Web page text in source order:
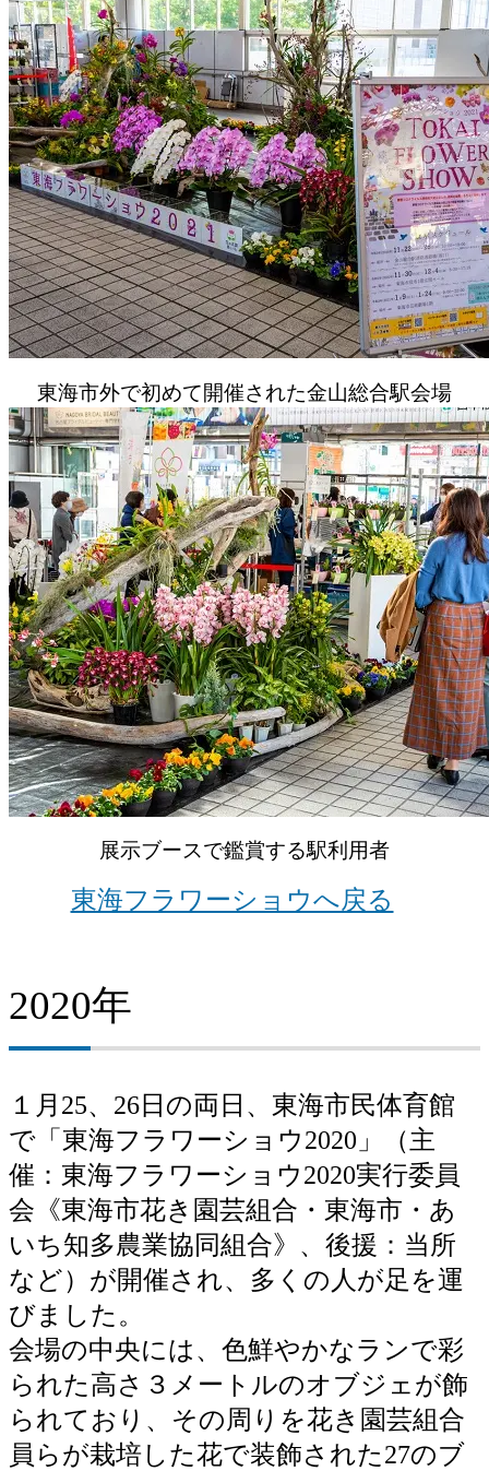
東海市外で初めて開催された金山総合駅会場
展示ブースで鑑賞する駅利用者
東海フラワーショウへ戻る
2020年
１月25、26日の両日、東海市民体育館
で「東海フラワーショウ2020」（主
催：東海フラワーショウ2020実行委員
会《東海市花き園芸組合・東海市・あ
いち知多農業協同組合》、後援：当所
など）が開催され、多くの人が足を運
びました。
会場の中央には、色鮮やかなランで彩
られた高さ３メートルのオブジェが飾
られており、その周りを花き園芸組合
員らが栽培した花で装飾された27のブ